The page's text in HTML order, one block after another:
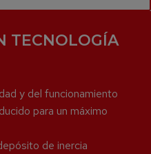
TECNOLOGÍA
y del funcionamiento
para un máximo
de inercia